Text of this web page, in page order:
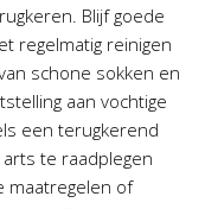
Blijf goede
regelmatig reinigen
schone sokken en
aan vochtige
een terugkerend
te raadplegen
maatregelen of